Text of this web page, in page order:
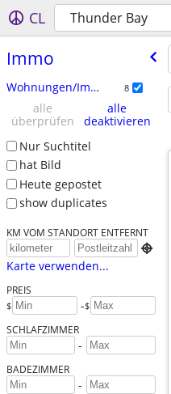
CL Thunder Bay
Immo
Wohnungen/Immo zur Miete 8
alle
überprüfen
alle
deaktivieren
Nur Suchtitel
hat Bild
Heute gepostet
show duplicates
KM VOM STANDORT ENTFERNT

Karte verwenden...
PREIS
$ -$
SCHLAFZIMMER
-
BADEZIMMER
-